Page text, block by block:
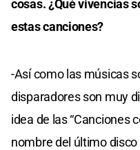
cosas. ¿Qué vivencias
estas canciones?
-Así como las músicas
disparadores son muy
idea de las “Canciones
nombre del último